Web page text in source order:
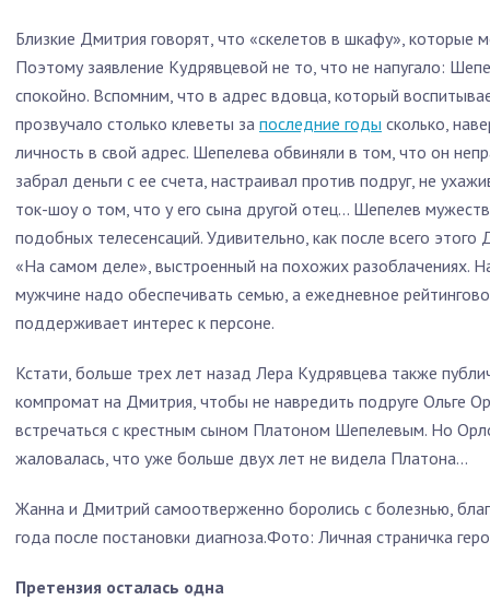
Близкие Дмитрия говорят, что «скелетов в шкафу», которые
Поэтому заявление Кудрявцевой не то, что не напугало:
спокойно. Вспомним, что в адрес вдовца, который
прозвучало столько клеветы за последние годы сколько,
личность в свой адрес. Шепелева обвиняли в том, что он
забрал деньги с ее счета, настраивал против подруг, не
ток-шоу о том, что у его сына другой отец... Шепелев
подобных телесенсаций. Удивительно, как после всего этого
«На самом деле», выстроенный на похожих разоблачениях.
мужчине надо обеспечивать семью, а ежедневное
поддерживает интерес к персоне.
Кстати, больше трех лет назад Лера Кудрявцева также
компромат на Дмитрия, чтобы не навредить подруге Ольге
встречаться с крестным сыном Платоном Шепелевым. Но
жаловалась, что уже больше двух лет не видела Платона...
Жанна и Дмитрий самоотверженно боролись с болезнью,
года после постановки диагноза.Фото: Личная страничка
Претензия осталась одна